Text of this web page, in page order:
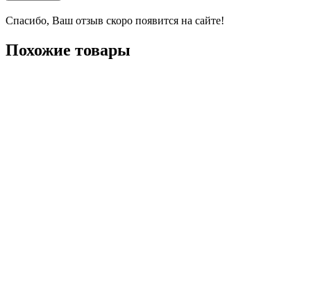
Спасибо, Ваш отзыв скоро появится на сайте!
Похожие товары